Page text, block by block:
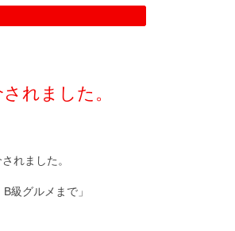
れました。
れました。
級グルメまで」